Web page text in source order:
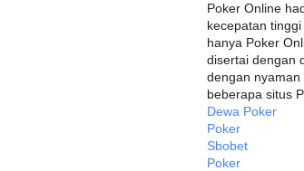
Poker Online
kecepatan
hanya Poker
disertai dengan
dengan nyaman
beberapa situs
Dewa Poker
Poker
Sbobet
Poker